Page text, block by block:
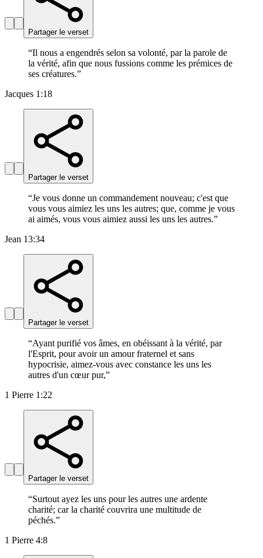
Partager le verset
“Il nous a engendrés selon sa volonté, par la parole de
la vérité, afin que nous fussions comme les prémices de
ses créatures.”
Jacques 1:18
Partager le verset
“Je vous donne un commandement nouveau; c'est que
vous vous aimiez les uns les autres; que, comme je vous
ai aimés, vous vous aimiez aussi les uns les autres.”
Jean 13:34
Partager le verset
“Ayant purifié vos âmes, en obéissant à la vérité, par
l'Esprit, pour avoir un amour fraternel et sans
hypocrisie, aimez-vous avec constance les uns les
autres d'un cœur pur,”
1 Pierre 1:22
Partager le verset
“Surtout ayez les uns pour les autres une ardente
charité; car la charité couvrira une multitude de
péchés.”
1 Pierre 4:8